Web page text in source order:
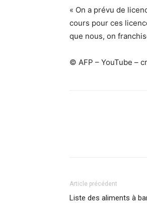
« On a prévu de
cours pour ces
que nous, on
© AFP – YouTube –
Article précédent
Liste des aliments à